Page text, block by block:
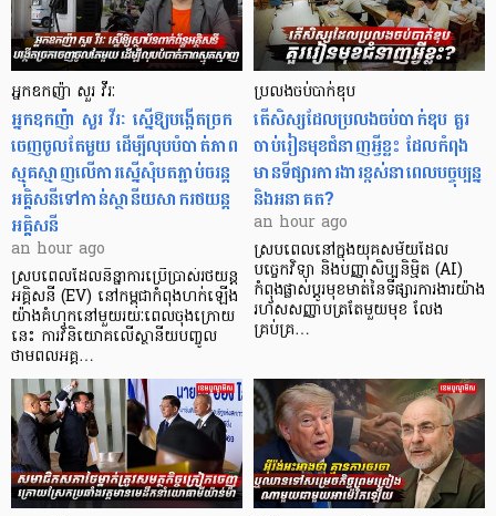
អ្នកឧកញ៉ា សួរ វីរៈ
អ្នកឧកញ៉ា សួរ វីរៈ ស្នើឱ្យបង្កើតច្រក
ចេញចូលតែមួយ ដើម្បីលុបបំបាត់ភាព
ស្មុគស្មាញលើការស្នើសុំបតភ្ជាប់ចរន្ត
អគ្គិសនីទៅកាន់ស្ថានីយសាករថយន្ត
អគ្គិសនី
an hour ago
ស្របពេលដែលនិន្នាការប្រើប្រាស់រថយន្ត
អគ្គិសនី (EV) នៅកម្ពុជាកំពុងហក់ឡើង
យ៉ាងគំហុកនៅមួយរយៈពេលចុងក្រោយ
នេះ ការវិនិយោគលើស្ថានីយបញ្ចូល
ថាមពលអគ្គ…
ប្រលងចប់បាក់ឌុប
តើសិស្សដែលប្រលងចប់បាក់ឌុប គួរ
ចាប់រៀនមុខជំនាញអ្វីខ្លះ ដែលកំពុង
មានទីផ្សារការងារខ្ពស់នាពេលបច្ចុប្បន្ន
និងអនាគត?
an hour ago
ស្របពេលនៅក្នុងយុគសម័យដែល
បច្ចេកវិទ្យា និងបញ្ញាសិប្បនិម្មិត (AI)
កំពុងផ្លាស់ប្តូរមុខមាត់នៃទីផ្សារការងារយ៉ាង
រហ័សសញ្ញាបត្រតែមួយមុខ លែង
គ្រប់គ្រ…